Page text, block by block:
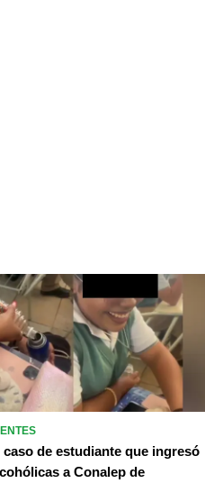
caso de estudiante que ingresó
a Conalep de